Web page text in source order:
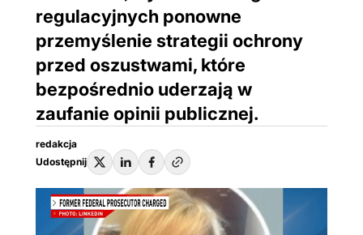
regulacyjnych ponowne
przemyślenie strategii ochrony
przed oszustwami, które
bezpośrednio uderzają w
zaufanie opinii publicznej.
redakcja
Udostępnij